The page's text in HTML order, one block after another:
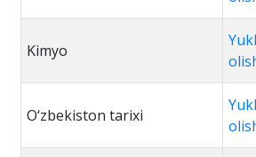
Kimyo
O‘zbekiston tarixi